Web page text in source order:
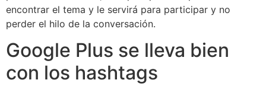
encontrar el tema y le servirá para participar y no
perder el hilo de la conversación.
Google Plus se lleva bien
con los hashtags